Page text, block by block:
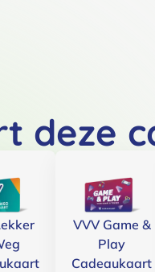
deze
VVV Game &
Play
Cadeaukaart